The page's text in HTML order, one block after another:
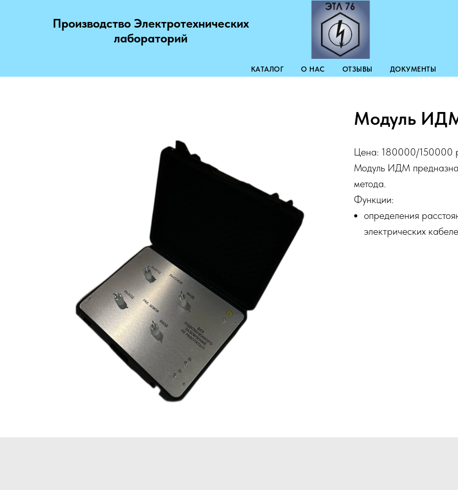
Производство Электротехнических
лабораторий
КАТАЛОГ О НАС ОТЗЫВЫ ДОКУМЕНТЫ
Модуль
Цена: 180000/
Модуль ИДМ
метода.
Функции:
определения
электрических